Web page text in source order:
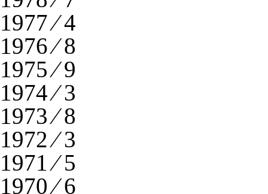
1977 ⁄ 4
1976 ⁄ 8
1975 ⁄ 9
1974 ⁄ 3
1973 ⁄ 8
1972 ⁄ 3
1971 ⁄ 5
1970 ⁄ 6